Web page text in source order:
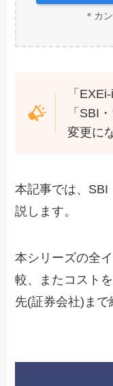
＊カ
「
「SBI
変更に
本記事では、SBI
説します。
本シリーズの全
較、またコスト
先(証券会社)まで